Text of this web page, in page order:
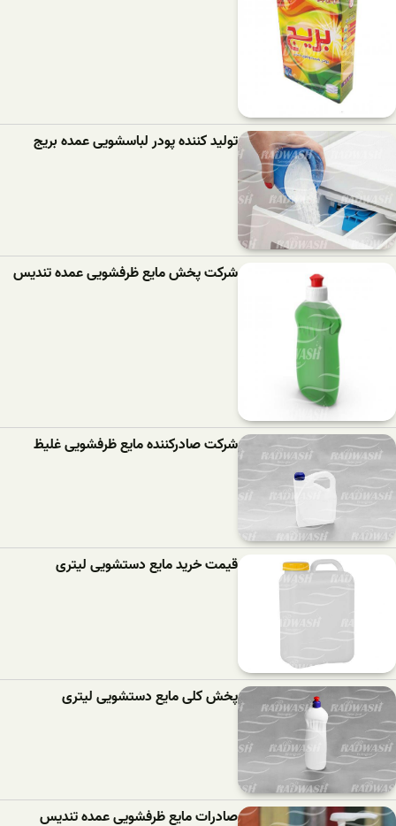
تولید کننده پودر لباسشویی عمده بریج
شرکت پخش مایع ظرفشویی عمده تندیس
شرکت صادرکننده مایع ظرفشویی غلیظ
قیمت خرید مایع دستشویی لیتری
پخش کلی مایع دستشویی لیتری
صادرات مایع ظرفشویی عمده تندیس